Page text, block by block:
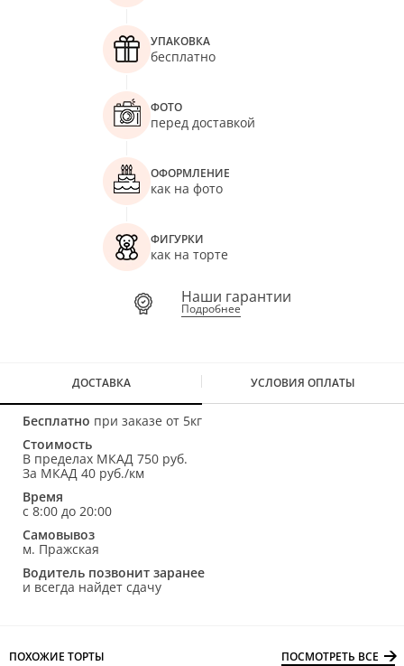
УПАКОВКА
бесплатно
ФОТО
перед доставкой
ОФОРМЛЕНИЕ
как на фото
ФИГУРКИ
как на торте
Наши гарантии
Подробнее
ДОСТАВКА УСЛОВИЯ ОПЛАТЫ
Бесплатно при заказе от 5кг
Стоимость
В пределах МКАД 750 руб.
За МКАД 40 руб./км
Время
с 8:00 до 20:00
Самовывоз
м. Пражская
Водитель позвонит заранее
и всегда найдет сдачу
ПОХОЖИЕ ТОРТЫ ПОСМОТРЕТЬ ВСЕ